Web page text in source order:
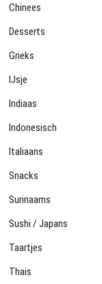
Chinees
Desserts
Grieks
IJsje
Indiaas
Indonesisch
Italiaans
Snacks
Surinaams
Sushi / Japans
Taartjes
Thais